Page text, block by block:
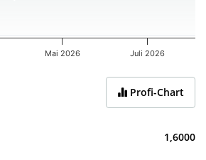
Mai 2026 Juli 2026
Profi-Chart
1,6000